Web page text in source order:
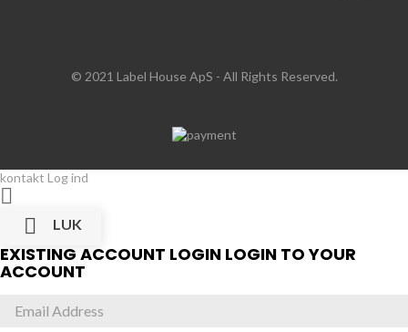
© 2021 Label House ApS - All Rights Reserved.
kontakt Log ind


LUK
EXISTING ACCOUNT LOGIN LOGIN TO YOUR
ACCOUNT